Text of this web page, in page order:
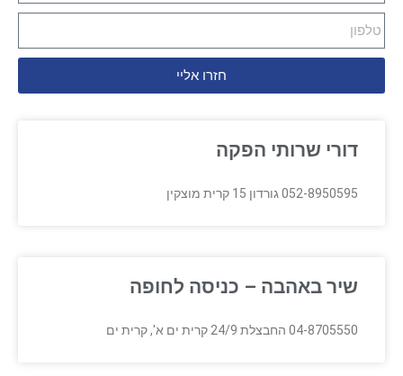
חזרו אליי
דורי שרותי הפקה
052-8950595 גורדון 15 קרית מוצקין
שיר באהבה – כניסה לחופה
04-8705550 החבצלת 24/9 קרית ים א', קרית ים